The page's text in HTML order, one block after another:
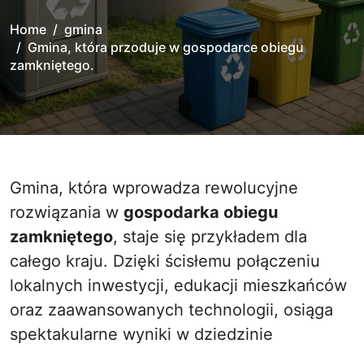
Home
gmina
Gmina, która przoduje w gospodarce obiegu
zamkniętego.
Gmina, która wprowadza rewolucyjne
rozwiązania w gospodarka obiegu
zamkniętego, staje się przykładem dla
całego kraju. Dzięki ścisłemu połączeniu
lokalnych inwestycji, edukacji mieszkańców
oraz zaawansowanych technologii, osiąga
spektakularne wyniki w dziedzinie